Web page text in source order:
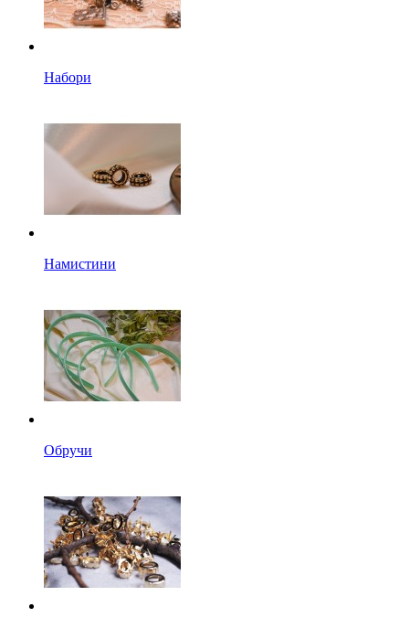
Набори
Намистини
Обручи